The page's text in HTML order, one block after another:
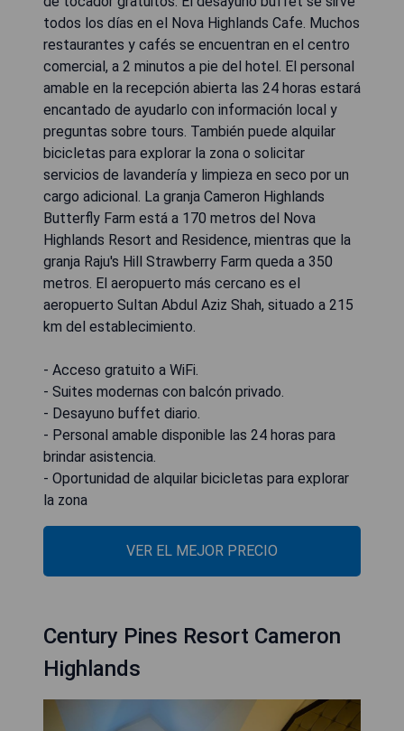
todos los días en el Nova Highlands Cafe. Muchos
restaurantes y cafés se encuentran en el centro
comercial, a 2 minutos a pie del hotel. El personal
amable en la recepción abierta las 24 horas estará
encantado de ayudarlo con información local y
preguntas sobre tours. También puede alquilar
bicicletas para explorar la zona o solicitar
servicios de lavandería y limpieza en seco por un
cargo adicional. La granja Cameron Highlands
Butterfly Farm está a 170 metros del Nova
Highlands Resort and Residence, mientras que la
granja Raju's Hill Strawberry Farm queda a 350
metros. El aeropuerto más cercano es el
aeropuerto Sultan Abdul Aziz Shah, situado a 215
km del establecimiento.
- Acceso gratuito a WiFi.
- Suites modernas con balcón privado.
- Desayuno buffet diario.
- Personal amable disponible las 24 horas para
brindar asistencia.
- Oportunidad de alquilar bicicletas para explorar
la zona
VER EL MEJOR PRECIO
Century Pines Resort Cameron
Highlands